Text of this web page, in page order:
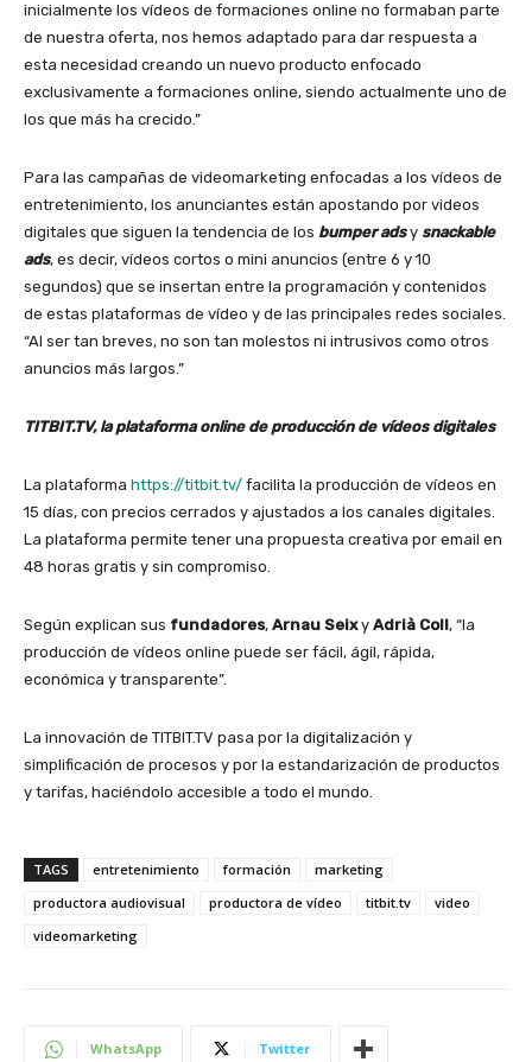
inicialmente los vídeos de formaciones online no formaban parte
de nuestra oferta, nos hemos adaptado para dar respuesta a
esta necesidad creando un nuevo producto enfocado
exclusivamente a formaciones online, siendo actualmente uno de
los que más ha crecido.”
Para las campañas de videomarketing enfocadas a los vídeos de
entretenimiento, los anunciantes están apostando por videos
digitales que siguen la tendencia de los bumper adsy snackable
ads, es decir, vídeos cortos o mini anuncios (entre 6 y 10
segundos) que se insertan entre la programación y contenidos
de estas plataformas de vídeo y de las principales redes sociales.
“Al ser tan breves, no son tan molestos ni intrusivos como otros
anuncios más largos.”
TITBIT.TV, la plataforma online de producción de vídeos digitales
La plataforma https://titbit.tv/ facilita la producción de vídeos en
15 días, con precios cerrados y ajustados a los canales digitales.
La plataforma permite tener una propuesta creativa por email en
48 horas gratis y sin compromiso.
Según explican sus fundadores, Arnau Seixy Adrià Coll, “la
producción de vídeos online puede ser fácil, ágil, rápida,
económica y transparente”.
La innovación de TITBIT.TV pasa por la digitalización y
simplificación de procesos y por la estandarización de productos
y tarifas, haciéndolo accesible a todo el mundo.
TAGS entretenimiento formación
marketing
productora audiovisual
productora de vídeo titbit.tv
video
videomarketing
WhatsApp Twitter